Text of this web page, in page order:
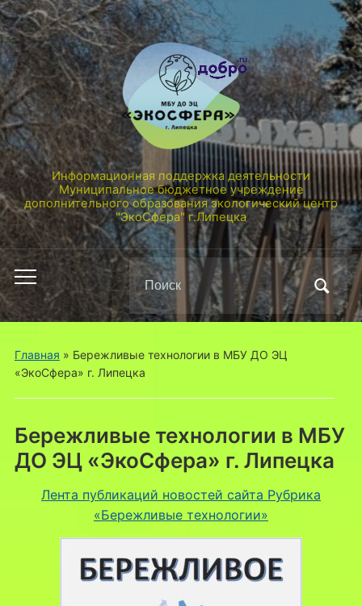
Информационная поддержка деятельности
Муниципальное бюджетное учреждение
дополнительного образования экологический центр
"ЭкоСфера" г.Липецка
Переключить
мобильное
меню
Поиск
по:
Главная » Бережливые технологии в МБУ ДО ЭЦ
«ЭкоСфера» г. Липецка
Бережливые технологии в МБУ
ДО ЭЦ «ЭкоСфера» г. Липецка
Лента публикаций новостей сайта Рубрика
«Бережливые технологии»